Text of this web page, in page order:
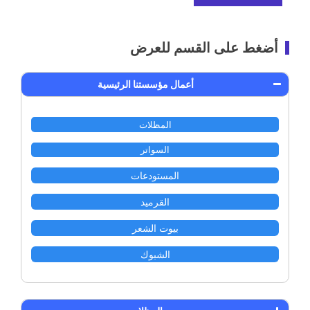
أضغط على القسم للعرض
أعمال مؤسستنا الرئيسية
المظلات
السواتر
المستودعات
القرميد
بيوت الشعر
الشبوك